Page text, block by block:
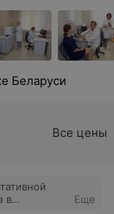
Беларуси
Все цены
в
Еще